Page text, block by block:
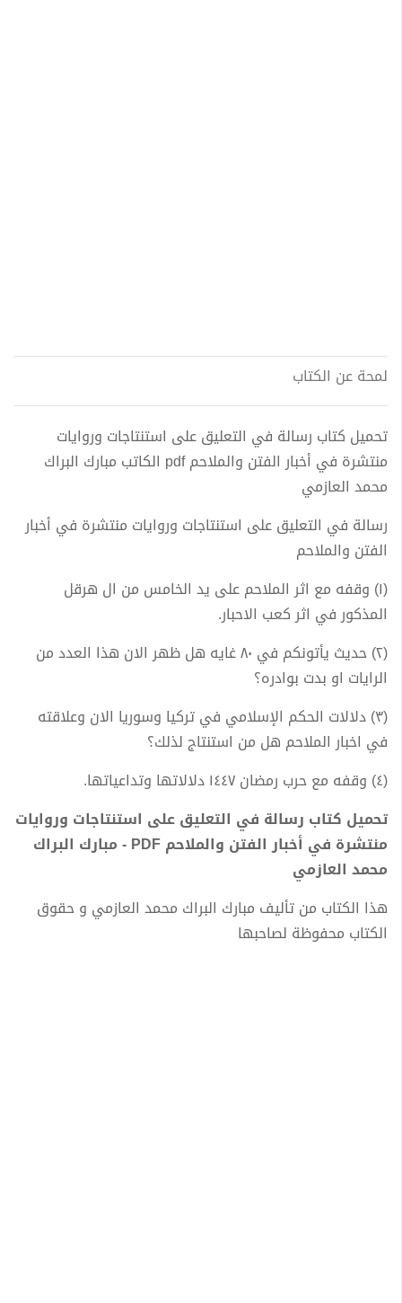
لمحة عن الكتاب
تحميل كتاب رسالة في التعليق على استنتاجات وروايات
منتشرة في أخبار الفتن والملاحم pdf الكاتب مبارك البراك
محمد العازمي
رسالة في التعليق على استنتاجات وروايات منتشرة في أخبار
الفتن والملاحم
(١) وقفه مع اثر الملاحم على يد الخامس من ال هرقل
المذكور في اثر كعب الاحبار.
(٢) حديث يأتونكم في ٨٠ غايه هل ظهر الان هذا العدد من
الرايات او بدت بوادره؟
(٣) دلالات الحكم الإسلامي في تركيا وسوريا الان وعلاقته
في اخبار الملاحم هل من استنتاج لذلك؟
(٤) وقفه مع حرب رمضان ١٤٤٧ دلالاتها وتداعياتها.
تحميل كتاب رسالة في التعليق على استنتاجات وروايات
منتشرة في أخبار الفتن والملاحم PDF - مبارك البراك
محمد العازمي
هذا الكتاب من تأليف مبارك البراك محمد العازمي و حقوق
الكتاب محفوظة لصاحبها